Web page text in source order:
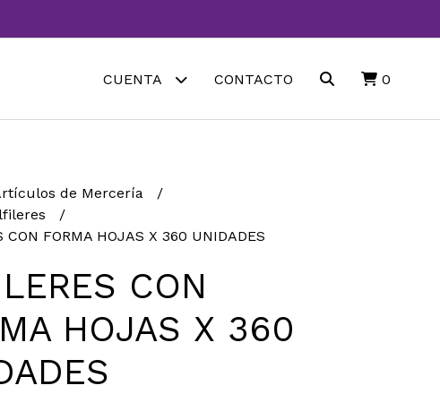
CUENTA CONTACTO 0
de Mercería
CON FORMA HOJAS X 360 UNIDADES
CON
HOJAS X 360